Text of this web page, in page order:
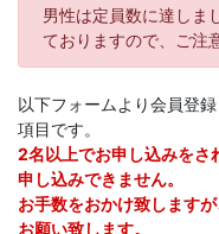
男性は定員数に達しま
ておりますので、ご注
以下フォームより会員登
項目です。
2名以上でお申し込みをさ
申し込みできません。
お手数をおかけ致します
お願い致します。